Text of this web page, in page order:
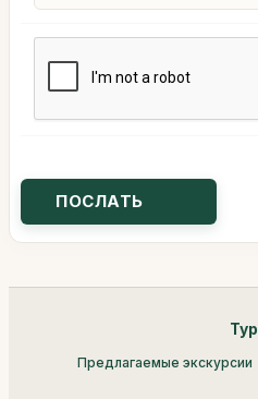
Тур
Предлагаемые экскурсии